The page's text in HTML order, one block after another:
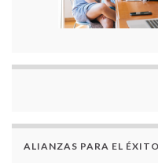
ALIANZAS PARA EL ÉXITO